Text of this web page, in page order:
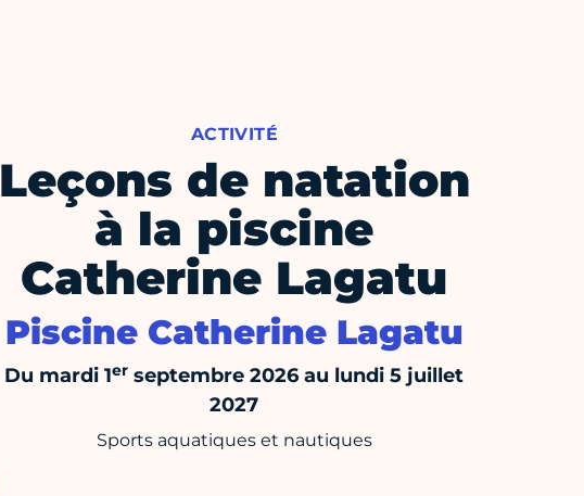
ACTIVITÉ
Leçons de natation
à la piscine
Catherine Lagatu
Piscine Catherine Lagatu
Du mardi 1er septembre 2026 au lundi 5 juillet
2027
Sports aquatiques et nautiques